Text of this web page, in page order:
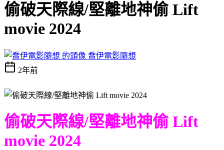
偷破天際線/堅離地神偷 Lift
movie 2024
喬伊電影隨想
2年前
偷破天際線/堅離地神偷 Lift
movie 2024